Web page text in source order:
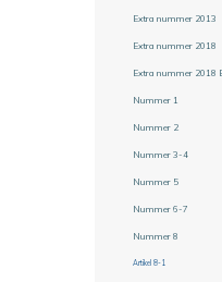
Extra nummer 2013
Extra nummer 2018
Extra nummer 2018
Nummer 1
Nummer 2
Nummer 3-4
Nummer 5
Nummer 6-7
Nummer 8
Artikel 8-1